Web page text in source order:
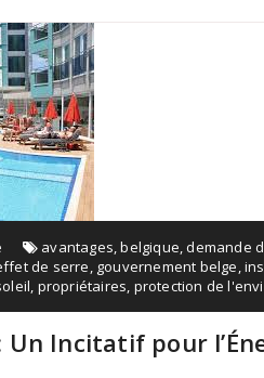
avantages,belgique,demande
de serre, gouvernement belge,
, propriétaires, protection de
Un Incitatif pour